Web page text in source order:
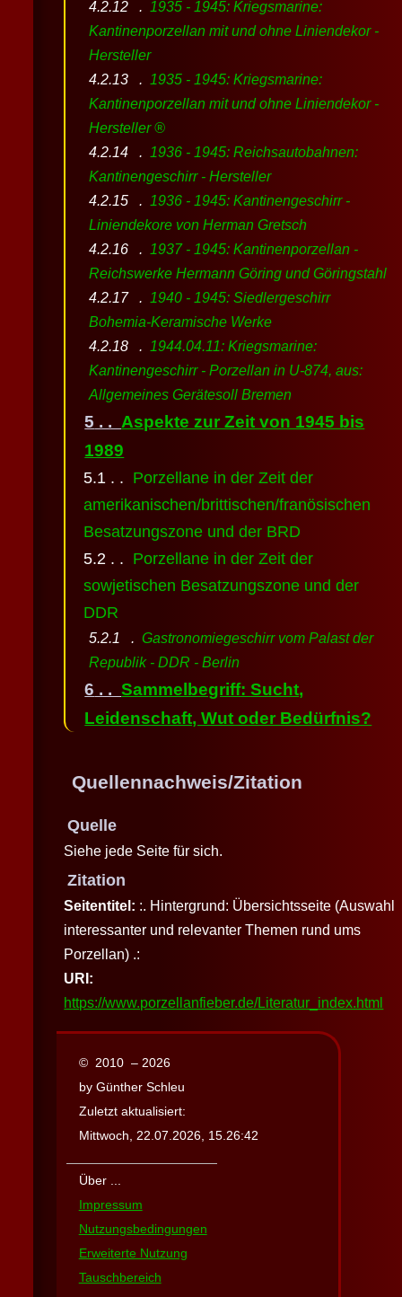
1935 - 1945: Kriegsmarine:
Kantinenporzellan mit und ohne Liniendekor -
Hersteller
1935 - 1945: Kriegsmarine:
Kantinenporzellan mit und ohne Liniendekor -
Hersteller ®
1936 - 1945: Reichsautobahnen:
Kantinengeschirr - Hersteller
1936 - 1945: Kantinengeschirr -
Liniendekore von Herman Gretsch
1937 - 1945: Kantinenporzellan -
Reichswerke Hermann Göring und Göringstahl
1940 - 1945: Siedlergeschirr
Bohemia-Keramische Werke
1944.04.11: Kriegsmarine:
Kantinengeschirr - Porzellan in U-874, aus:
Allgemeines Gerätesoll Bremen
Aspekte zur Zeit von 1945 bis
1989
Porzellane in der Zeit der
amerikanischen/brittischen/franösischen
Besatzungszone und der BRD
Porzellane in der Zeit der
sowjetischen Besatzungszone und der
DDR
Gastronomiegeschirr vom Palast der
Republik - DDR - Berlin
Sammelbegriff: Sucht,
Leidenschaft, Wut oder Bedürfnis?
Quellennachweis/Zitation
Quelle
Siehe jede Seite für sich.
Zitation
Seitentitel: :. Hintergrund: Übersichtsseite (Auswahl
interessanter und relevanter Themen rund ums
Porzellan) .:
URI:
https://www.porzellanfieber.de/Literatur_index.html
© 2010 – 2026
by Günther Schleu
Zuletzt aktualisiert:
Mittwoch, 22.07.2026, 15.26:42
Über ...
Impressum
Nutzungsbedingungen
Erweiterte Nutzung
Tauschbereich